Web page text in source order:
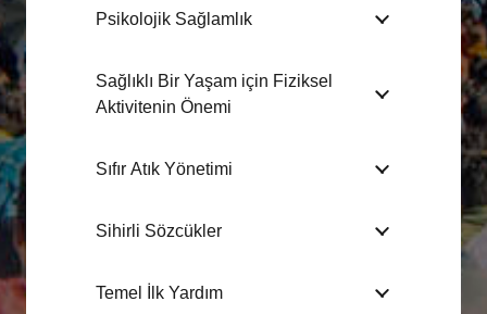
Psikolojik Sağlamlık
Sağlıklı Bir Yaşam için Fiziksel
Aktivitenin Önemi
Sıfır Atık Yönetimi
Sihirli Sözcükler
Temel İlk Yardım